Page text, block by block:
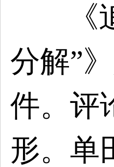
分解”
件。评
形。单